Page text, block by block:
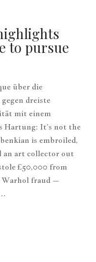
to pursue
über die
dreiste
mit einem
Hartung: It’s not the
is embroiled,
an art collector out
£50,000 from
Warhol fraud –